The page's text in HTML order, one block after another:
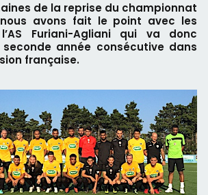
de la reprise du championnat
avons fait le point avec les
Furiani-Agliani qui va donc
année consécutive dans
française.